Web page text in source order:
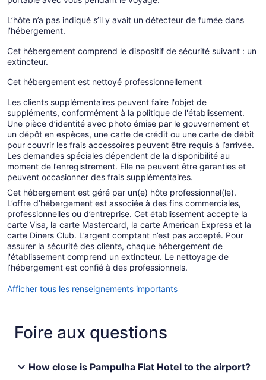
L’hôte n’a pas indiqué s’il y avait un détecteur de fumée dans
l’hébergement.
Cet hébergement comprend le dispositif de sécurité suivant : un
extincteur.
Cet hébergement est nettoyé professionnellement
Les clients supplémentaires peuvent faire l'objet de
suppléments, conformément à la politique de l'établissement.
Une pièce d’identité avec photo émise par le gouvernement et
un dépôt en espèces, une carte de crédit ou une carte de débit
pour couvrir les frais accessoires peuvent être requis à l’arrivée.
Les demandes spéciales dépendent de la disponibilité au
moment de l’enregistrement. Elle ne peuvent être garanties et
peuvent occasionner des frais supplémentaires.
Cet hébergement est géré par un(e) hôte professionnel(le).
L’offre d’hébergement est associée à des fins commerciales,
professionnelles ou d’entreprise. Cet établissement accepte la
carte Visa, la carte Mastercard, la carte American Express et la
carte Diners Club. L’argent comptant n’est pas accepté. Pour
assurer la sécurité des clients, chaque hébergement de
l'établissement comprend un extincteur. Le nettoyage de
l’hébergement est confié à des professionnels.
Afficher tous les renseignements importants
Foire aux questions
How close is Pampulha Flat Hotel to the airport?